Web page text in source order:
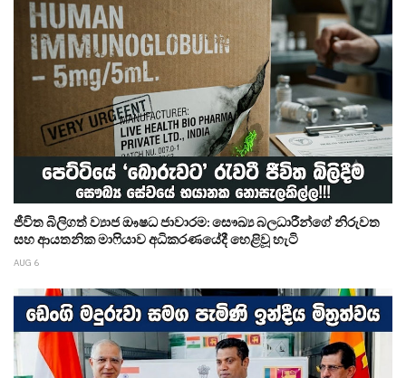
ජීවිත බිලිගත් ව්‍යාජ ඖෂධ ජාවාරම: සෞඛ්‍ය බලධාරීන්ගේ නිරුවත
සහ ආයතනික මාෆියාව අධිකරණයේදී හෙළිවූ හැටි
AUG 6